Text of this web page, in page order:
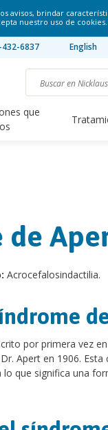
avisos, brindar
nuestro uso de cookies.
6837 English
que
de
Acrocefalosindactilia.
por primera vez
Apert en 1906.
que significa una